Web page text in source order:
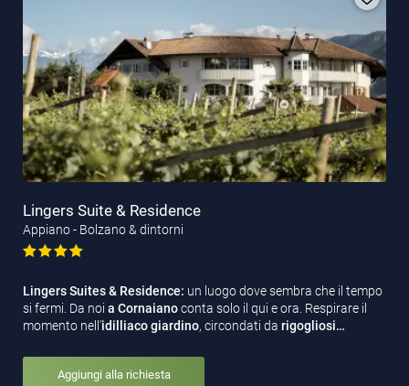
Lingers Suite & Residence
Appiano - Bolzano & dintorni
Lingers Suites & Residence: un luogo dove sembra che il tempo
si fermi. Da noi a Cornaianoconta solo il qui e ora. Respirare il
momento nell'idilliacogiardino, circondati da rigogliosi…
Aggiungi alla richiesta